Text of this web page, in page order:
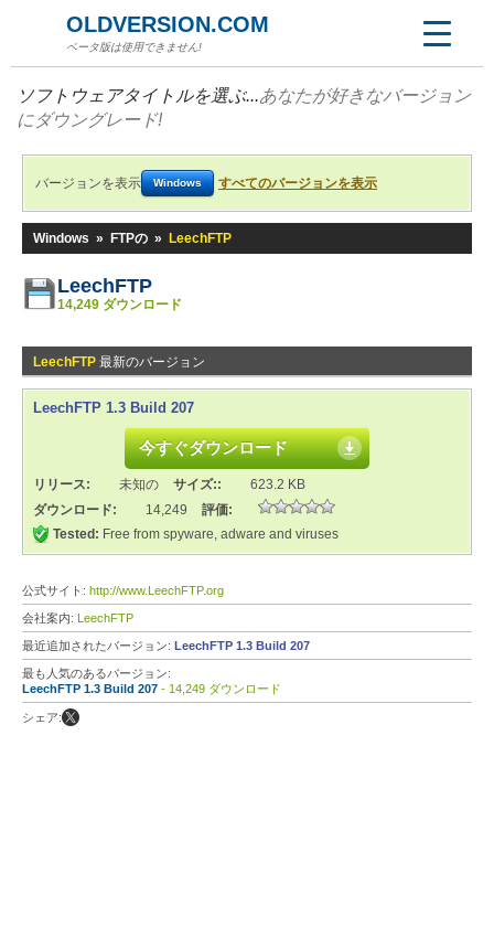
OLDVERSION.COM
ベータ版は使用できません!
ソフトウェアタイトルを選ぶ...あなたが好きなバージョン
にダウングレード!
バージョンを表示 Windows すべてのバージョンを表示
Windows » FTPの » LeechFTP
LeechFTP
14,249 ダウンロード
LeechFTP 最新のバージョン
LeechFTP 1.3 Build 207
今すぐダウンロード
リリース: 未知の サイズ::
623.2 KB
ダウンロード:
14,249
評価:
Tested: Free from spyware, adware and viruses
公式サイト: http://www.LeechFTP.org
会社案内: LeechFTP
最近追加されたバージョン: LeechFTP 1.3 Build 207
最も人気のあるバージョン:
LeechFTP 1.3 Build 207 - 14,249 ダウンロード
シェア: